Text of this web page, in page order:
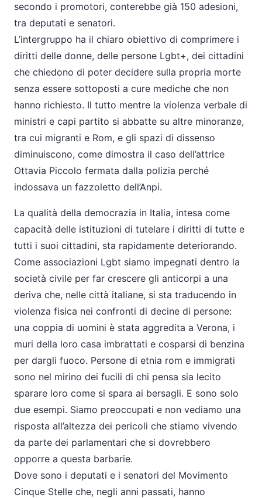
secondo i promotori, conterebbe già 150 adesioni,
tra deputati e senatori.
L’intergruppo ha il chiaro obiettivo di comprimere i
diritti delle donne, delle persone Lgbt+, dei cittadini
che chiedono di poter decidere sulla propria morte
senza essere sottoposti a cure mediche che non
hanno richiesto. Il tutto mentre la violenza verbale di
ministri e capi partito si abbatte su altre minoranze,
tra cui migranti e Rom, e gli spazi di dissenso
diminuiscono, come dimostra il caso dell’attrice
Ottavia Piccolo fermata dalla polizia perché
indossava un fazzoletto dell’Anpi.
La qualità della democrazia in Italia, intesa come
capacità delle istituzioni di tutelare i diritti di tutte e
tutti i suoi cittadini, sta rapidamente deteriorando.
Come associazioni Lgbt siamo impegnati dentro la
società civile per far crescere gli anticorpi a una
deriva che, nelle città italiane, si sta traducendo in
violenza fisica nei confronti di decine di persone:
una coppia di uomini è stata aggredita a Verona, i
muri della loro casa imbrattati e cosparsi di benzina
per dargli fuoco. Persone di etnia rom e immigrati
sono nel mirino dei fucili di chi pensa sia lecito
sparare loro come si spara ai bersagli. E sono solo
due esempi. Siamo preoccupati e non vediamo una
risposta all’altezza dei pericoli che stiamo vivendo
da parte dei parlamentari che si dovrebbero
opporre a questa barbarie.
Dove sono i deputati e i senatori del Movimento
Cinque Stelle che, negli anni passati, hanno